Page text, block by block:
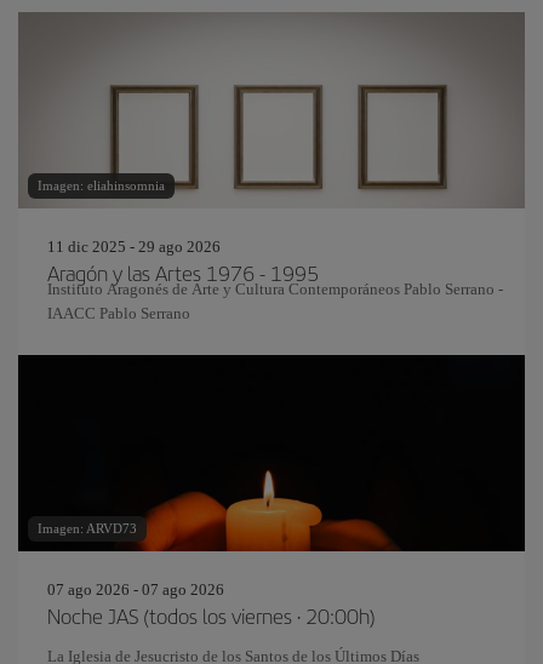
Imagen: eliahinsomnia
11 dic 2025 - 29 ago 2026
Aragón y las Artes 1976 - 1995
Instituto Aragonés de Arte y Cultura Contemporáneos Pablo Serrano -
IAACC Pablo Serrano
Imagen: ARVD73
07 ago 2026 - 07 ago 2026
Noche JAS (todos los viernes · 20:00h)
La Iglesia de Jesucristo de los Santos de los Últimos Días